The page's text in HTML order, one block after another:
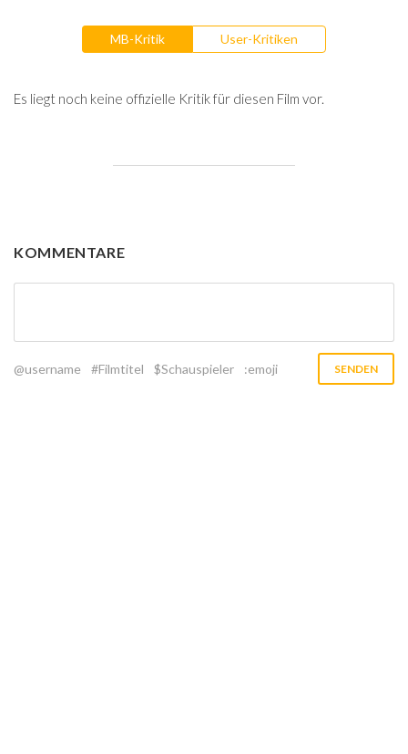
MB-Kritik User-Kritiken
Es liegt noch keine offizielle Kritik für diesen Film vor.
KOMMENTARE
@username #Filmtitel $Schauspieler :emoji